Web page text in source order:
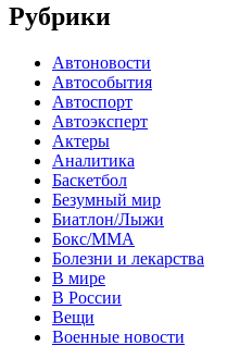
Рубрики
Автоновости
Автособытия
Автоспорт
Автоэксперт
Актеры
Аналитика
Баскетбол
Безумный мир
Биатлон/Лыжи
Бокс/MMA
Болезни и лекарства
В мире
В России
Вещи
Военные новости